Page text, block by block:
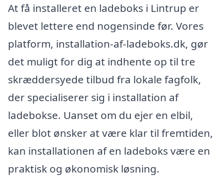
At få installeret en ladeboks i Lintrup er
blevet lettere end nogensinde før. Vores
platform, installation-af-ladeboks.dk, gør
det muligt for dig at indhente op til tre
skræddersyede tilbud fra lokale fagfolk,
der specialiserer sig i installation af
ladebokse. Uanset om du ejer en elbil,
eller blot ønsker at være klar til fremtiden,
kan installationen af en ladeboks være en
praktisk og økonomisk løsning.